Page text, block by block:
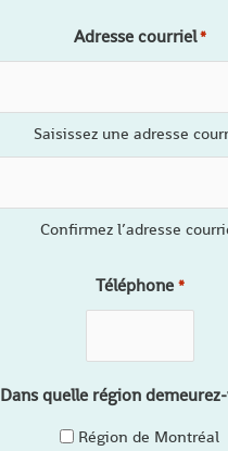
Adresse courriel*
Saisissez une adresse
Confirmez l’adresse
Téléphone *
Dans quelle région
Région de Montréal